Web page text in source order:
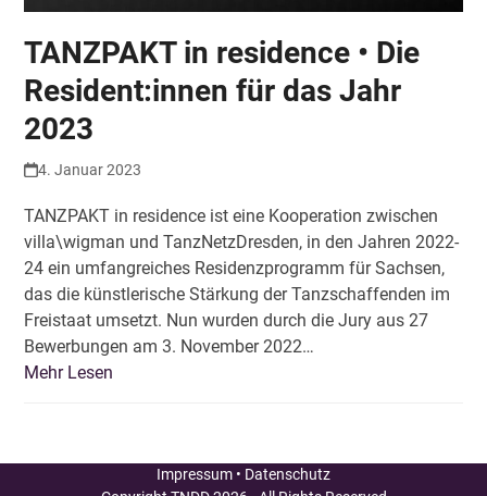
TANZPAKT in residence • Die
Resident:innen für das Jahr
2023
4. Januar 2023
TANZPAKT in residence ist eine Kooperation zwischen
villa\wigman und TanzNetzDresden, in den Jahren 2022-
24 ein umfangreiches Residenzprogramm für Sachsen,
das die künstlerische Stärkung der Tanzschaffenden im
Freistaat umsetzt. Nun wurden durch die Jury aus 27
Bewerbungen am 3. November 2022…
Mehr Lesen
Impressum • Datenschutz